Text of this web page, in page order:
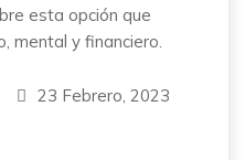
esta opción que
mental y financiero.
23 Febrero, 2023